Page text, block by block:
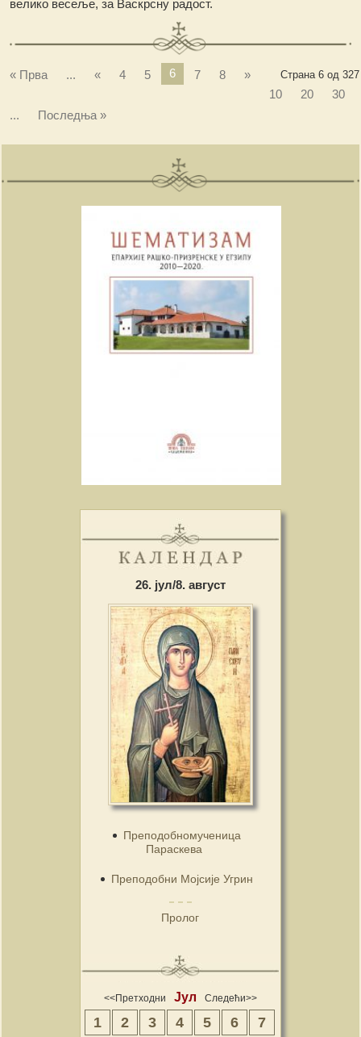
велико весеље, за Васкрсну радост.
Страна 6 од 327
« Прва ... « 4 5 6 7 8
»
10
20
30
...
Последња »
26. јул/8. август
Преподобномученица
Параскева
Преподобни Мојсије Угрин
Пролог
<<Претходни Јул Следећи>>
1 2 3 4 5 6
7